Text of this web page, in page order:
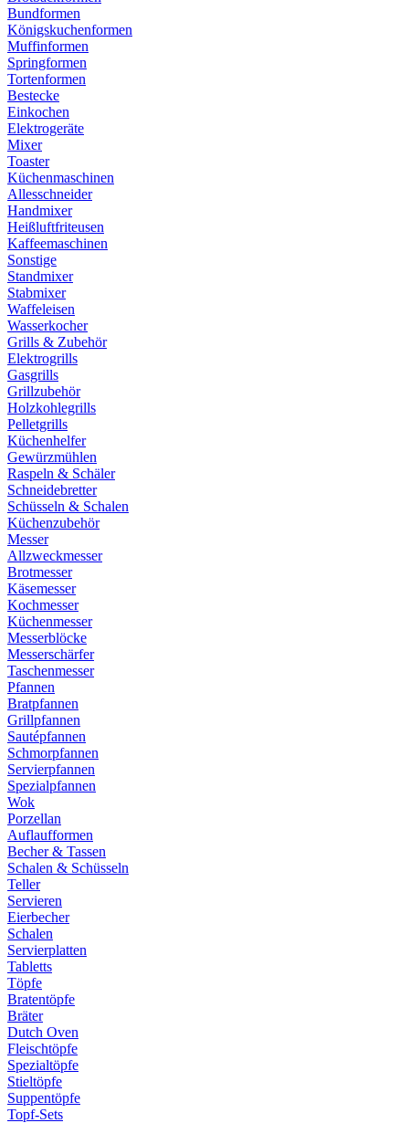
Bundformen
Königskuchenformen
Muffinformen
Springformen
Tortenformen
Bestecke
Einkochen
Elektrogeräte
Mixer
Toaster
Küchenmaschinen
Allesschneider
Handmixer
Heißluftfriteusen
Kaffeemaschinen
Sonstige
Standmixer
Stabmixer
Waffeleisen
Wasserkocher
Grills & Zubehör
Elektrogrills
Gasgrills
Grillzubehör
Holzkohlegrills
Pelletgrills
Küchenhelfer
Gewürzmühlen
Raspeln & Schäler
Schneidebretter
Schüsseln & Schalen
Küchenzubehör
Messer
Allzweckmesser
Brotmesser
Käsemesser
Kochmesser
Küchenmesser
Messerblöcke
Messerschärfer
Taschenmesser
Pfannen
Bratpfannen
Grillpfannen
Sautépfannen
Schmorpfannen
Servierpfannen
Spezialpfannen
Wok
Porzellan
Auflaufformen
Becher & Tassen
Schalen & Schüsseln
Teller
Servieren
Eierbecher
Schalen
Servierplatten
Tabletts
Töpfe
Bratentöpfe
Bräter
Dutch Oven
Fleischtöpfe
Spezialtöpfe
Stieltöpfe
Suppentöpfe
Topf-Sets